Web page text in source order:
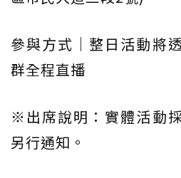
參與方式｜整日活動將
群全程直播
※出席說明：實體活動
另行通知。